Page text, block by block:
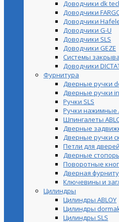
Доводчики dk
Доводчики
Доводчики
Доводчики G-U
Доводчики SLS
Доводчики GEZE
Cистемы
Доводчики
Фурнитура
Дверные ручки
Дверные ручки
Ручки SLS
Ручки нажимные
Шпингалеты
Дверные
Дверные ручки
Петли для
Дверные
Поворотные
Дверная
Ключевины и
Цилиндры
Цилиндры ABLOY
Цилиндры
Цилиндры SLS